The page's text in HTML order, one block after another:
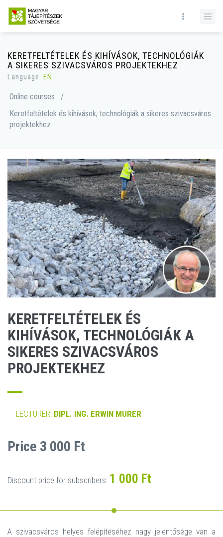
KERETFELTÉTELEK ÉS KIHÍVÁSOK, TECHNOLÓGIÁK
A SIKERES SZIVACSVÁROS PROJEKTEKHEZ
Language: EN
Online courses
/
Keretfeltételek és kihívások, technológiák a sikeres szivacsváros
projektekhez
KERETFELTÉTELEK ÉS
KIHÍVÁSOK, TECHNOLÓGIÁK A
SIKERES SZIVACSVÁROS
PROJEKTEKHEZ
LECTURER: DIPL. ING. ERWIN MURER
Price 3 000 Ft
Discount price for subscribers: 1 000 Ft
A szivacsváros helyes felépítéséhez nagy jelentősége van a